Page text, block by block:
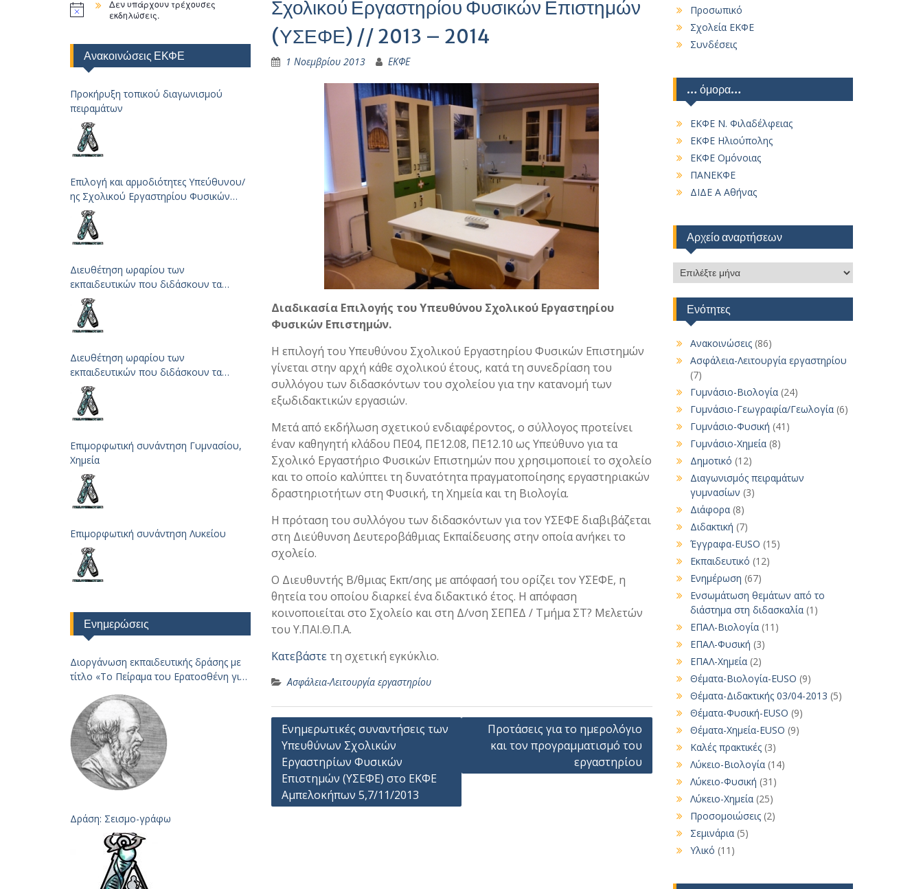
Σχολικού Εργαστηρίου Φυσικών Επιστημών
(ΥΣΕΦΕ) // 2013 – 2014
1 Νοεμβρίου 2013 ΕΚΦΕ
Διαδικασία Επιλογής του Υπευθύνου Σχολικού Εργαστηρίου
Φυσικών Επιστημών.
Η επιλογή του Υπευθύνου Σχολικού Εργαστηρίου Φυσικών Επιστημών
γίνεται στην αρχή κάθε σχολικού έτους, κατά τη συνεδρίαση του
συλλόγου των διδασκόντων του σχολείου για την κατανομή των
εξωδιδακτικών εργασιών.
Μετά από εκδήλωση σχετικού ενδιαφέροντος, ο σύλλογος προτείνει
έναν καθηγητή κλάδου ΠΕ04, ΠΕ12.08, ΠΕ12.10 ως Υπεύθυνο για τα
Σχολικό Εργαστήριο Φυσικών Επιστημών που χρησιμοποιεί το σχολείο
και το οποίο καλύπτει τη δυνατότητα πραγματοποίησης εργαστηριακών
δραστηριοτήτων στη Φυσική, τη Χημεία και τη Βιολογία.
Η πρόταση του συλλόγου των διδασκόντων για τον ΥΣΕΦΕ διαβιβάζεται
στη Διεύθυνση Δευτεροβάθμιας Εκπαίδευσης στην οποία ανήκει το
σχολείο.
Ο Διευθυντής Β/θμιας Εκπ/σης με απόφασή του ορίζει τον ΥΣΕΦΕ, η
θητεία του οποίου διαρκεί ένα διδακτικό έτος. Η απόφαση
κοινοποιείται στο Σχολείο και στη Δ/νση ΣΕΠΕΔ / Τμήμα ΣΤ? Μελετών
του Υ.ΠΑΙ.Θ.Π.Α.
Κατεβάστετη σχετική εγκύκλιο.
Ασφάλεια-Λειτουργία εργαστηρίου
Πλοήγηση
άρθρων
Ενημερωτικές συναντήσεις των
Υπευθύνων Σχολικών
Εργαστηρίων Φυσικών
Επιστημών (ΥΣΕΦΕ) στο ΕΚΦΕ
Αμπελοκήπων 5,7/11/2013
Προτάσεις για το ημερολόγιο
και τον προγραμματισμό του
εργαστηρίου
Προσωπικό
Σχολεία ΕΚΦΕ
Συνδέσεις
… όμορα…
ΕΚΦΕ Ν. Φιλαδέλφειας
ΕΚΦΕ Ηλιούπολης
ΕΚΦΕ Ομόνοιας
ΠΑΝΕΚΦΕ
ΔΙΔΕ Α Αθήνας
Αρχείο αναρτήσεων
Αρχείο
αναρτήσεων
Ενότητες
Ανακοινώσεις(86)
Ασφάλεια-Λειτουργία εργαστηρίου
(7)
Γυμνάσιο-Βιολογία(24)
Γυμνάσιο-Γεωγραφία/Γεωλογία(6)
Γυμνάσιο-Φυσική (41)
Γυμνάσιο-Χημεία(8)
Δημοτικό (12)
Διαγωνισμός πειραμάτων
γυμνασίων (3)
Διάφορα(8)
Διδακτική (7)
Έγγραφα-EUSO (15)
Εκπαιδευτικό (12)
Ενημέρωση (67)
Ενσωμάτωση θεμάτων από το
διάστημα στη διδασκαλία(1)
ΕΠΑΛ-Βιολογία(11)
ΕΠΑΛ-Φυσική (3)
ΕΠΑΛ-Χημεία(2)
Θέματα-Βιολογία-EUSO (9)
Θέματα-Διδακτικής 03/04-2013 (5)
Θέματα-Φυσική-EUSO (9)
Θέματα-Χημεία-EUSO (9)
Καλές πρακτικές(3)
Λύκειο-Βιολογία(14)
Λύκειο-Φυσική (31)
Λύκειο-Χημεία(25)
Προσομοιώσεις(2)
Σεμινάρια(5)
Υλικό (11)
Δεν υπάρχουν τρέχουσες
εκδηλώσεις.
Ανακοινώσεις ΕΚΦΕ
Προκήρυξη τοπικού διαγωνισμού
πειραμάτων
Επιλογή και αρμοδιότητες Υπεύθυνου/
ης Σχολικού Εργαστηρίου Φυσικών
Επιστημών
Διευθέτηση ωραρίου των
εκπαιδευτικών που διδάσκουν τα
μαθήματα των Φυσικών Επιστημών
Διευθέτηση ωραρίου των
εκπαιδευτικών που διδάσκουν τα
μαθήματα των Φυσικών Επιστημών
Επιμορφωτική συνάντηση Γυμνασίου,
Χημεία
Επιμορφωτική συνάντηση Λυκείου
Ενημερώσεις
Διοργάνωση εκπαιδευτικής δράσης με
τίτλο «Το Πείραμα του Ερατοσθένη για
Υπολογισμό της Ακτίνας της Γης – 2023
Δράση: Σεισμο-γράφω